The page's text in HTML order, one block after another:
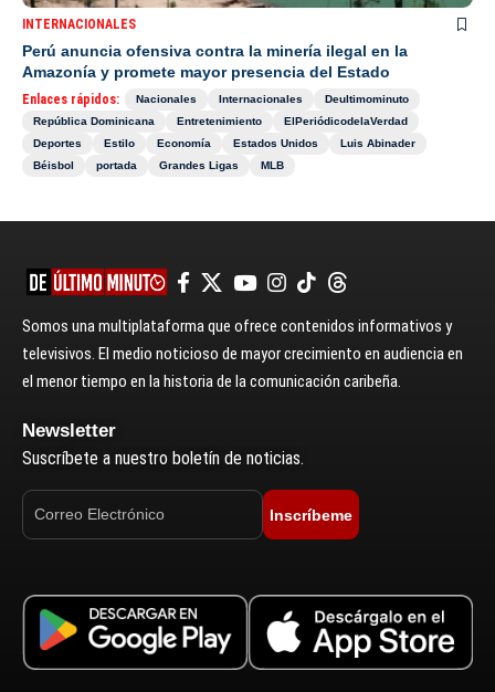
INTERNACIONALES
Perú anuncia ofensiva contra la minería ilegal en la
Amazonía y promete mayor presencia del Estado
Enlaces rápidos: Nacionales Internacionales
Deultimominuto
República Dominicana
Entretenimiento
ElPeriódicodelaVerdad
Deportes
Estilo Economía Estados Unidos
Luis Abinader
Béisbol
portada Grandes Ligas MLB
Somos una multiplataforma que ofrece contenidos informativos y
televisivos. El medio noticioso de mayor crecimiento en audiencia en
el menor tiempo en la historia de la comunicación caribeña.
Newsletter
Suscríbete a nuestro boletín de noticias.
Inscríbeme